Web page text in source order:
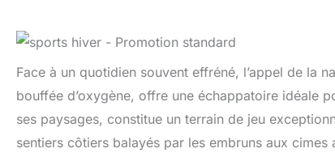
Face à un quotidien souvent effréné, l’appel de la
bouffée d’oxygène, offre une échappatoire idéale
ses paysages, constitue un terrain de jeu
sentiers côtiers balayés par les embruns aux